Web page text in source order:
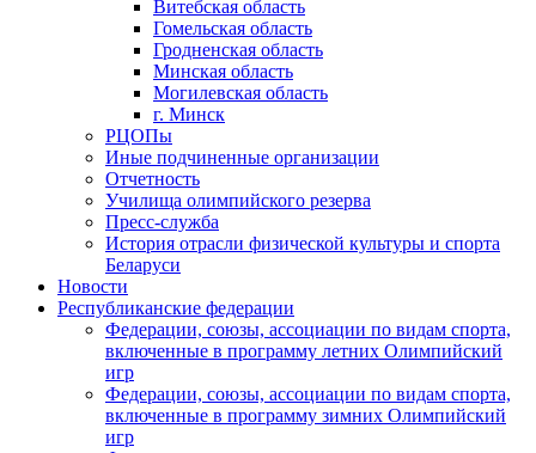
Витебская область
Гомельская область
Гродненская область
Минская область
Могилевская область
г. Минск
РЦОПы
Иные подчиненные организации
Отчетность
Училища олимпийского резерва
Пресс-служба
История отрасли физической культуры и спорта
Беларуси
Новости
Республиканские федерации
Федерации, союзы, ассоциации по видам спорта,
включенные в программу летних Олимпийский
игр
Федерации, союзы, ассоциации по видам спорта,
включенные в программу зимних Олимпийский
игр